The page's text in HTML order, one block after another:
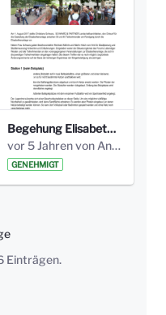
Begehung Elisabethenanlage 1.8.17_Protokoll .pdf
vor 5 Jahren von Anni Schlumberger
GENEHMIGT
Einträgen.